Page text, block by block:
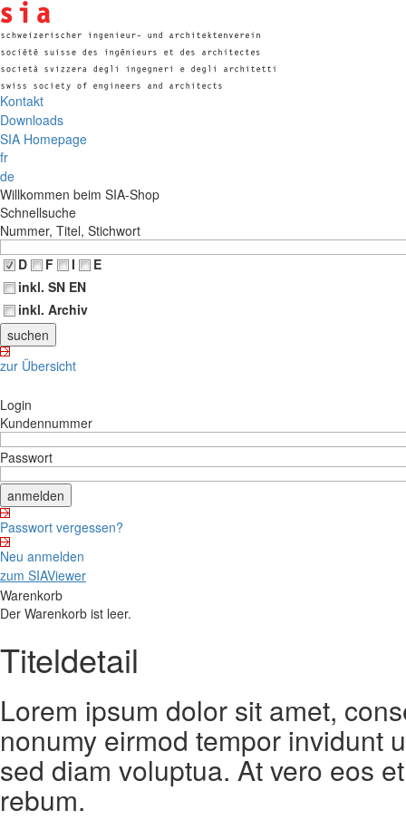
Kontakt
Downloads
SIA Homepage
fr
de
Willkommen beim SIA-Shop
Schnellsuche
Nummer, Titel, Stichwort
D
F I
E
inkl. SN EN
inkl. Archiv
zur Übersicht
Login
Kundennummer
Passwort
Passwort vergessen?
Neu anmelden
zum SIAViewer
Warenkorb
Der Warenkorb ist leer.
Titeldetail
Lorem ipsum dolor sit amet,
nonumy eirmod tempor invidunt
sed diam voluptua. At vero eos
rebum.